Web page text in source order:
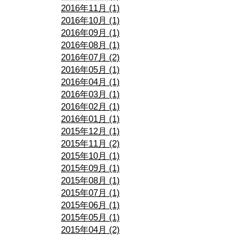
2016年11月 (1)
2016年10月 (1)
2016年09月 (1)
2016年08月 (1)
2016年07月 (2)
2016年05月 (1)
2016年04月 (1)
2016年03月 (1)
2016年02月 (1)
2016年01月 (1)
2015年12月 (1)
2015年11月 (2)
2015年10月 (1)
2015年09月 (1)
2015年08月 (1)
2015年07月 (1)
2015年06月 (1)
2015年05月 (1)
2015年04月 (2)